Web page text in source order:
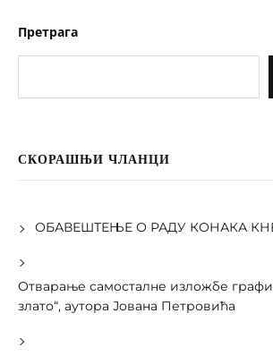
Претрага
СКОРАШЊИ ЧЛАНЦИ
ОБАВЕШТЕЊЕ О РАДУ КОНАКА
Отварање самосталне изложбе
злато“, аутора Јована Петровића